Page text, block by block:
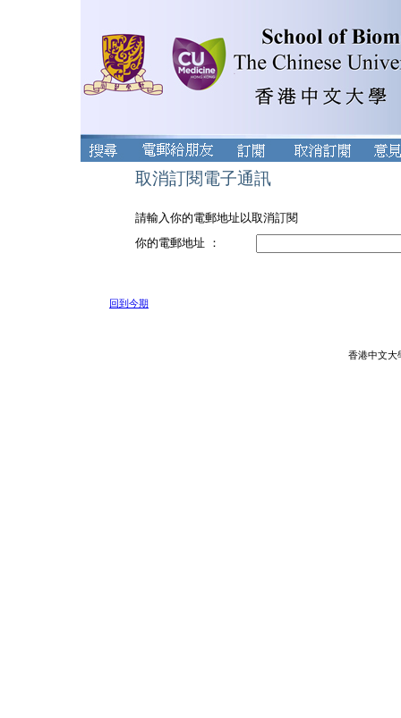
取消訂閱電子通訊
請輸入你的電郵地址以取消訂閱
你的電郵地址 ：
回到今期
香港中文大